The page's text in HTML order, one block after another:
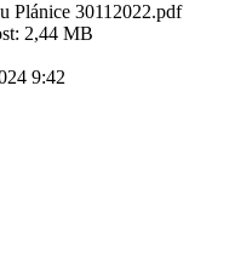
Plánice 30112022.pdf
2,44 MB
9:42